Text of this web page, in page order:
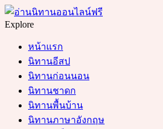
Menu
Search
Explore
หน้าแรก
นิทานอีสป
นิทานก่อนนอน
นิทานชาดก
นิทานพื้นบ้าน
นิทานภาษาอังกฤษ